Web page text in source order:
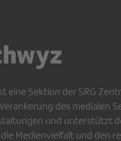
eine Sektion der SRG
des medialen
und unterstützt
Medienvielfalt und den